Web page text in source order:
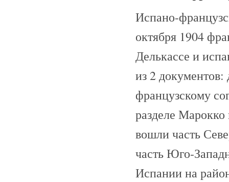
Испано-
октября 1904
Делькассе и
из 2
французскому
разделе
вошли часть
часть Юго-
Испании на